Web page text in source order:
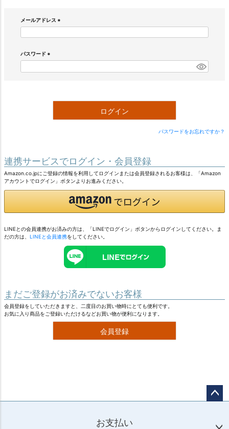
メールアドレス
必
パスワード
必
ログイン
パスワードをお忘れですか？
連携サービスでログイン・会員登録
Amazon.co.jpにご登録の情報を利用してログインまたは会員登録されるお客様は、「Amazon
アカウントでログイン」ボタンよりお進みください。
LINEとの会員連携がお済みの方は、「LINEでログイン」ボタンからログインしてください。ま
だの方は、 LINEと会員連携をしてください。
まだご登録がお済みでないお客様
会員登録をしていただきますと、二度目のお買い物時にとても便利です。
お気に入り商品をご登録いただけるなどお買い物が便利になります。
会員登録
お支払い